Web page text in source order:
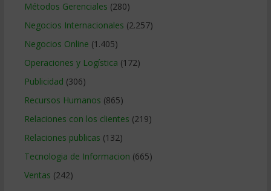
Métodos Gerenciales (280)
Negocios Internacionales (2.257)
Negocios Online (1.405)
Operaciones y Logística (172)
Publicidad (306)
Recursos Humanos (865)
Relaciones con los clientes (219)
Relaciones publicas (132)
Tecnologia de Informacion (665)
Ventas (242)